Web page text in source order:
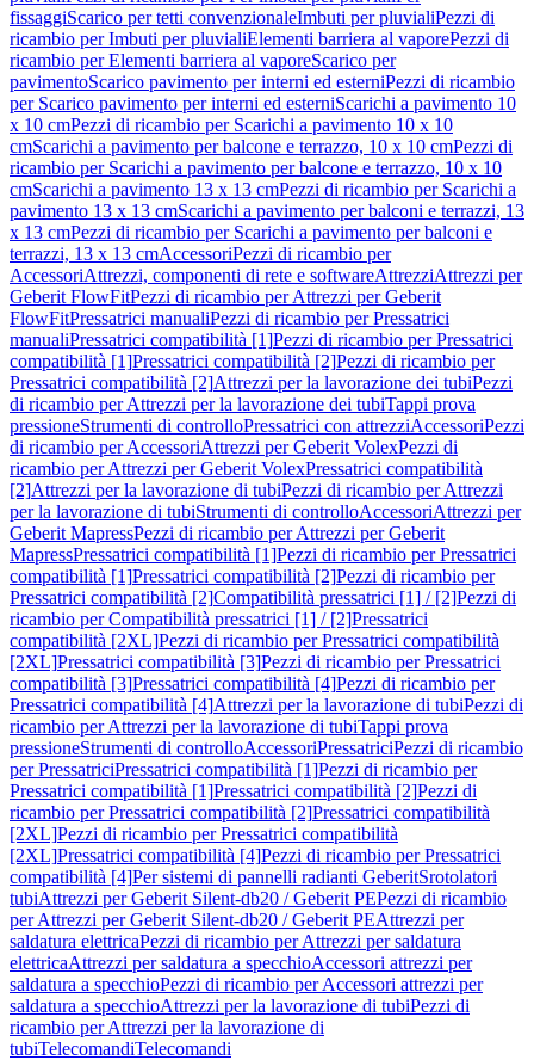
fissaggiScarico per tetti convenzionaleImbuti per pluvialiPezzi di
ricambio per Imbuti per pluvialiElementi barriera al vaporePezzi di
ricambio per Elementi barriera al vaporeScarico per
pavimentoScarico pavimento per interni ed esterniPezzi di ricambio
per Scarico pavimento per interni ed esterniScarichi a pavimento 10
x 10 cmPezzi di ricambio per Scarichi a pavimento 10 x 10
cmScarichi a pavimento per balcone e terrazzo, 10 x 10 cmPezzi di
ricambio per Scarichi a pavimento per balcone e terrazzo, 10 x 10
cmScarichi a pavimento 13 x 13 cmPezzi di ricambio per Scarichi a
pavimento 13 x 13 cmScarichi a pavimento per balconi e terrazzi, 13
x 13 cmPezzi di ricambio per Scarichi a pavimento per balconi e
terrazzi, 13 x 13 cmAccessoriPezzi di ricambio per
AccessoriAttrezzi, componenti di rete e softwareAttrezziAttrezzi per
Geberit FlowFitPezzi di ricambio per Attrezzi per Geberit
FlowFitPressatrici manualiPezzi di ricambio per Pressatrici
manualiPressatrici compatibilità [1]Pezzi di ricambio per Pressatrici
compatibilità [1]Pressatrici compatibilità [2]Pezzi di ricambio per
Pressatrici compatibilità [2]Attrezzi per la lavorazione dei tubiPezzi
di ricambio per Attrezzi per la lavorazione dei tubiTappi prova
pressioneStrumenti di controlloPressatrici con attrezziAccessoriPezzi
di ricambio per AccessoriAttrezzi per Geberit VolexPezzi di
ricambio per Attrezzi per Geberit VolexPressatrici compatibilità
[2]Attrezzi per la lavorazione di tubiPezzi di ricambio per Attrezzi
per la lavorazione di tubiStrumenti di controlloAccessoriAttrezzi per
Geberit MapressPezzi di ricambio per Attrezzi per Geberit
MapressPressatrici compatibilità [1]Pezzi di ricambio per Pressatrici
compatibilità [1]Pressatrici compatibilità [2]Pezzi di ricambio per
Pressatrici compatibilità [2]Compatibilità pressatrici [1] / [2]Pezzi di
ricambio per Compatibilità pressatrici [1] / [2]Pressatrici
compatibilità [2XL]Pezzi di ricambio per Pressatrici compatibilità
[2XL]Pressatrici compatibilità [3]Pezzi di ricambio per Pressatrici
compatibilità [3]Pressatrici compatibilità [4]Pezzi di ricambio per
Pressatrici compatibilità [4]Attrezzi per la lavorazione di tubiPezzi di
ricambio per Attrezzi per la lavorazione di tubiTappi prova
pressioneStrumenti di controlloAccessoriPressatriciPezzi di ricambio
per PressatriciPressatrici compatibilità [1]Pezzi di ricambio per
Pressatrici compatibilità [1]Pressatrici compatibilità [2]Pezzi di
ricambio per Pressatrici compatibilità [2]Pressatrici compatibilità
[2XL]Pezzi di ricambio per Pressatrici compatibilità
[2XL]Pressatrici compatibilità [4]Pezzi di ricambio per Pressatrici
compatibilità [4]Per sistemi di pannelli radianti GeberitSrotolatori
tubiAttrezzi per Geberit Silent-db20 / Geberit PEPezzi di ricambio
per Attrezzi per Geberit Silent-db20 / Geberit PEAttrezzi per
saldatura elettricaPezzi di ricambio per Attrezzi per saldatura
elettricaAttrezzi per saldatura a specchioAccessori attrezzi per
saldatura a specchioPezzi di ricambio per Accessori attrezzi per
saldatura a specchioAttrezzi per la lavorazione di tubiPezzi di
ricambio per Attrezzi per la lavorazione di
tubiTelecomandiTelecomandi